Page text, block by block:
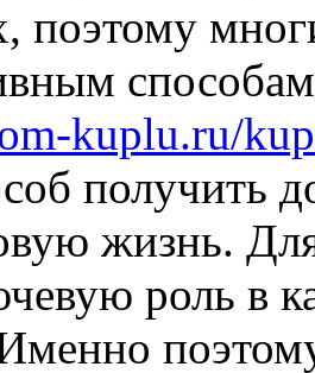
поэтому
kuplu.ru/
получить
жизнь.
роль в